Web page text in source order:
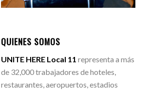
QUIENES SOMOS
UNITE HERE Local 11 representa a más
de 32,000 trabajadores de hoteles,
restaurantes, aeropuertos, estadios